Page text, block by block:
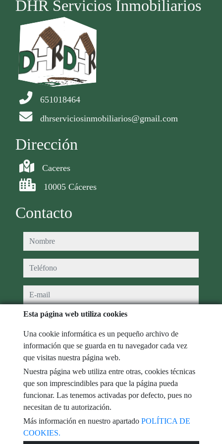
DHR Servicios Inmobiliarios
651018464
dhrserviciosinmobiliarios@gmail.com
Dirección
Caceres
10005 Cáceres
Contacto
nombre
teléfono
e-mail
He leído y acepto las condiciones de uso y
mensaje
Captcha
Esta página web utiliza cookies
Una cookie informática es un pequeño archivo de
información que se guarda en tu navegador cada vez
que visitas nuestra página web.
Nuestra página web utiliza entre otras, cookies técnicas
que son imprescindibles para que la página pueda
funcionar. Las tenemos activadas por defecto, pues no
necesitan de tu autorización.
Más información en nuestro apartado POLÍTICA DE
COOKIES.